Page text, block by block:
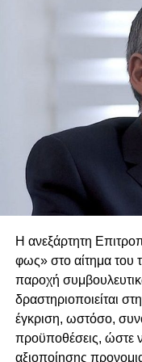
«αποδεικνύουμε
υπευθυνότητα
και στοχευμένης
επιχειρήσεων, καθώς
Παιδείας, της Υγείας
στιγμή, σημειώνει ότι
μετάβαση της χώρας
αναπτυξιακό μοντέλο.
«Πάνω από όλα η
Δημοκρατίας.
Η ανεξάρτητη
φως» στο αίτημα του
παροχή
δραστηριοποιείται
έγκριση, ωστόσο,
προϋποθέσεις, ώστε
αξιοποίησης